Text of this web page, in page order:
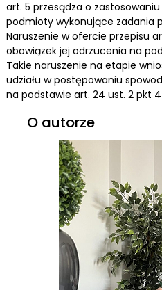
art. 5 przesądza o
podmioty wykonujące zadania
Naruszenie w ofercie przepisu
obowiązek jej odrzucenia na
Takie naruszenie na etapie
udziału w postępowaniu
na podstawie art. 24 ust. 2 pkt
O autorze